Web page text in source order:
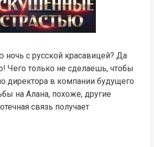
ночь с русской красавицей? Да
Чего только не сделаешь, чтобы
директора в компании будущего
на Алана, похоже, другие
связь получает